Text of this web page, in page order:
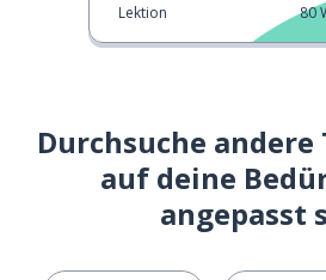
Lektion 80
Durchsuche andere
auf deine
angepasst